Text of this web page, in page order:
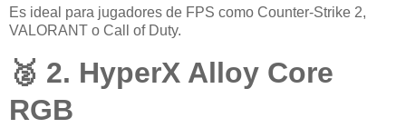
Es ideal para jugadores de FPS como Counter-Strike 2,
VALORANT o Call of Duty.
🥈 2. HyperX Alloy Core
RGB